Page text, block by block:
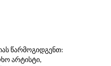
წარმოგიდგენთ:
არტისტი,